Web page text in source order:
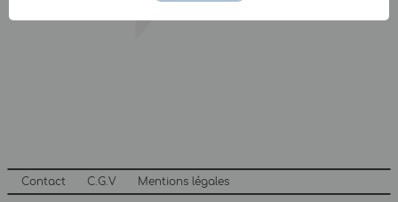
Contact C.G.V Mentions légales